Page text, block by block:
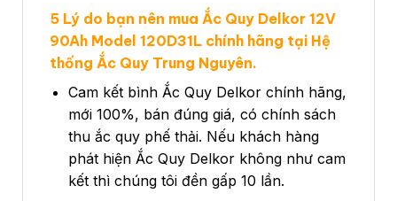
5 Lý do bạn nên mua Ắc Quy Delkor 12V
90Ah Model 120D31L chính hãng tại Hệ
thống Ắc Quy Trung Nguyên.
Cam kết bình Ắc Quy Delkor chính hãng,
mới 100%, bán đúng giá, có chính sách
thu ắc quy phế thải. Nếu khách hàng
phát hiện Ắc Quy Delkor không như cam
kết thì chúng tôi đền gấp 10 lần.